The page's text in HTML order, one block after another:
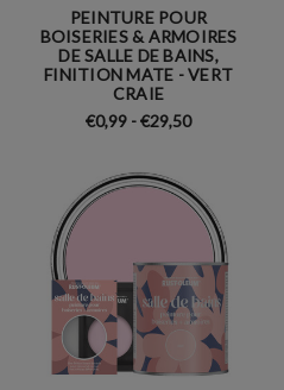
PEINTURE POUR
BOISERIES & ARMOIRES
DE SALLE DE BAINS,
FINITION MATE - VERT
CRAIE
€0,99 - €29,50